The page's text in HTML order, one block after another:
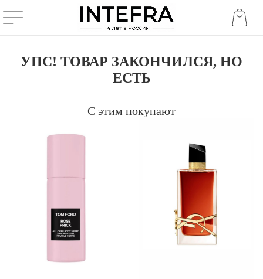
УПС! ТОВАР ЗАКОНЧИЛСЯ, НО
ЕСТЬ
С этим покупают